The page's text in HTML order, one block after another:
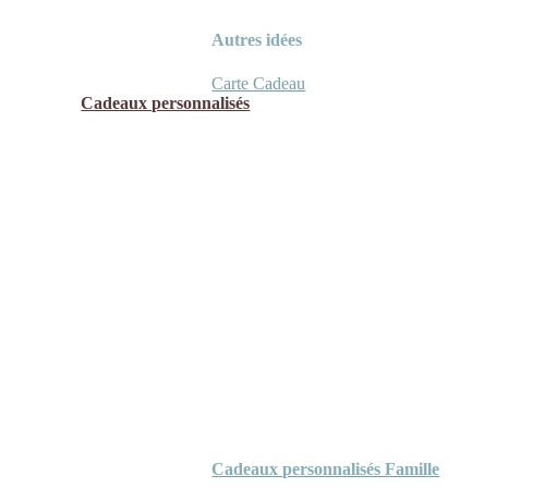
Autres idées
Carte Cadeau
Cadeaux personnalisés
Cadeaux personnalisés Famille